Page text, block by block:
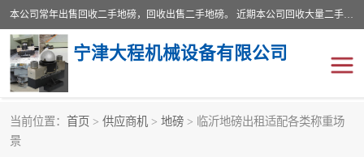
本公司常年出售回收二手地磅，回收出售二手地磅。 近期本公司回收大量二手地磅，型号齐全，宽度从2米到3.5米，长度5米到25米，承重吨位从10到200吨，成色7—9成新。 ? 使用年限6个月至2年，产品来源于个人闲置品，工矿企业停用品，因小换大而来。 精准度和新的一样， 二手地磅是内行人的选择，打个电话就省钱朋友您好等什么
宁津大程机械设备有限公司
当前位置： 首页 > 供应商机 > 地磅 > 临沂地磅出租适配各类称重场
景